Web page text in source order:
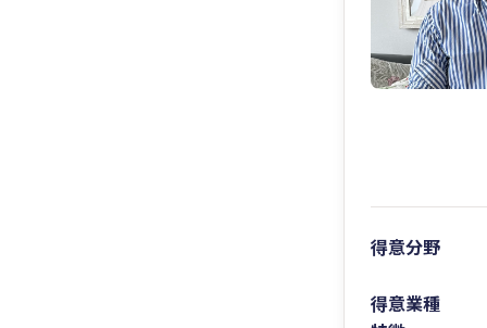
得意分野
得意業種